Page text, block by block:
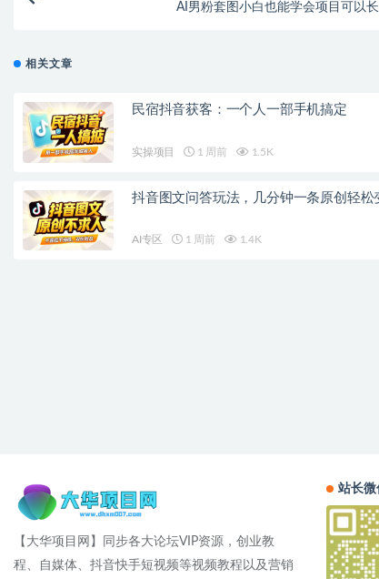
AI男粉套图小白也能学会项目可以
相关文章
民宿抖音获客：一个人一部手机搞定
实操项目 1 周前 1.5K
抖音图文问答玩法，几分钟一条原创轻松
AI专区 1 周前 1.4K
【大华项目网】同步各大论坛VIP资源，创业教
程、自媒体、抖音快手短视频等视频教程以及营销
站长微